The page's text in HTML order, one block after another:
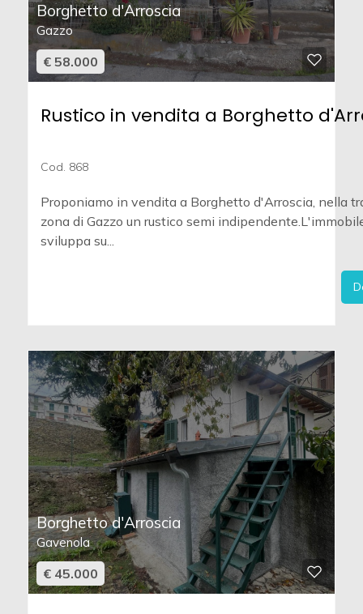
Borghetto d'Arroscia
Gazzo
€ 58.000
Rustico in vendita a Borghetto
Cod. 868
Proponiamo in vendita a Borghetto d'Arroscia, nella
zona di Gazzo un rustico semi
sviluppa su...
Borghetto d'Arroscia
Gavenola
€ 45.000